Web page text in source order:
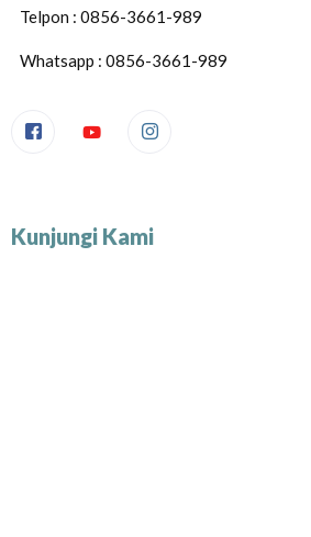
Telpon : 0856-3661-989
Whatsapp : 0856-3661-989
Kunjungi Kami